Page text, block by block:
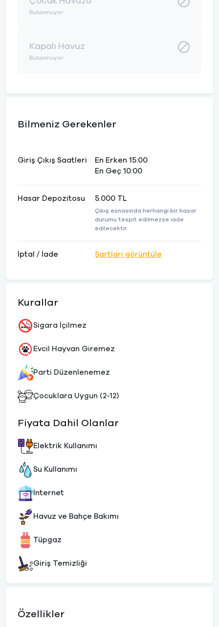
Bulunmuyor
Kapalı Havuz
Bulunmuyor
Bilmeniz Gerekenler
Giriş Çıkış Saatleri
En Erken 15:00
En Geç 10:00
Hasar Depozitosu 5.000 TL
Çıkış esnasında herhangi bir hasar
durumu tespit edilmezse iade
edilecektir.
İptal / İade Şartları görüntüle
Kurallar
Sigara İçilmez
Evcil Hayvan Giremez
Parti Düzenlenemez
Çocuklara Uygun (2-12)
Fiyata Dahil Olanlar
Elektrik Kullanımı
Su Kullanımı
İnternet
Havuz ve Bahçe Bakımı
Tüpgaz
Giriş Temizliği
Özellikler